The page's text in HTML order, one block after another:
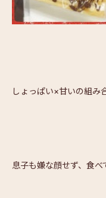
しょっぱい×甘いの組み
息子も嫌な顔せず、食べ